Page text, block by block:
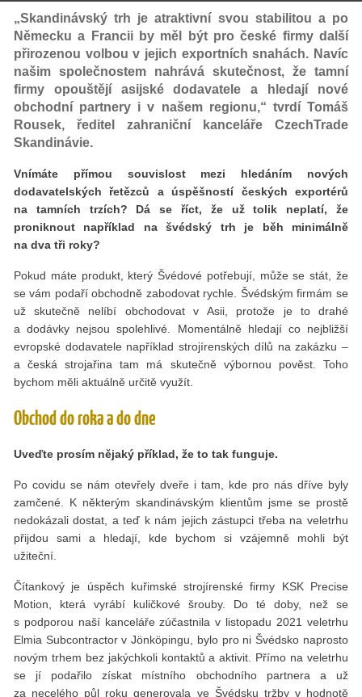
„Skandinávský trh je atraktivní svou stabilitou a po
Německu a Francii by měl být pro české firmy další
přirozenou volbou v jejich exportních snahách. Navíc
našim společnostem nahrává skutečnost, že tamní
firmy opouštějí asijské dodavatele a hledají nové
obchodní partnery i v našem regionu,“ tvrdí Tomáš
Rousek, ředitel zahraniční kanceláře CzechTrade
Skandinávie.
Vnímáte přímou souvislost mezi hledáním nových
dodavatelskýchřetězců a úspěšností českých exportérů
na tamních trzích? Dá se říct, že už tolik neplatí, že
proniknout například na švédský trh je běh minimálně
na dva tři roky?
Pokud máte produkt, který Švédové potřebují, může se stát, že
se vám podaří obchodně zabodovat rychle. Švédským firmám se
už skutečně nelíbí obchodovat v Asii, protože je to drahé
a dodávky nejsou spolehlivé. Momentálně hledají co nejbližší
evropské dodavatele například strojírenských dílů na zakázku –
a česká strojařina tam má skutečně výbornou pověst. Toho
bychom měli aktuálně určitě využít.
Obchod do roka a do dne
Uveďte prosím nějaký příklad, že to tak funguje.
Po covidu se nám otevřely dveře i tam, kde pro nás dříve byly
zamčené. K některým skandinávským klientům jsme se prostě
nedokázali dostat, a teď k nám jejich zástupci třeba na veletrhu
přijdou sami a hledají, kde bychom si vzájemně mohli být
užiteční.
Čítankový je úspěch kuřimské strojírenské firmy KSK Precise
Motion, která vyrábí kuličkové šrouby. Do té doby, než se
s podporou naší kanceláře zúčastnila v listopadu 2021 veletrhu
Elmia Subcontractor v Jönköpingu, bylo pro ni Švédsko naprosto
novým trhem bez jakýchkoli kontaktů a aktivit. Přímo na veletrhu
se jí podařilo získat místního obchodního partnera a už
za necelého půl roku generovala ve Švédsku tržby v hodnotě